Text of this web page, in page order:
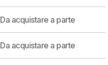
Da acquistare a parte
Da acquistare a parte